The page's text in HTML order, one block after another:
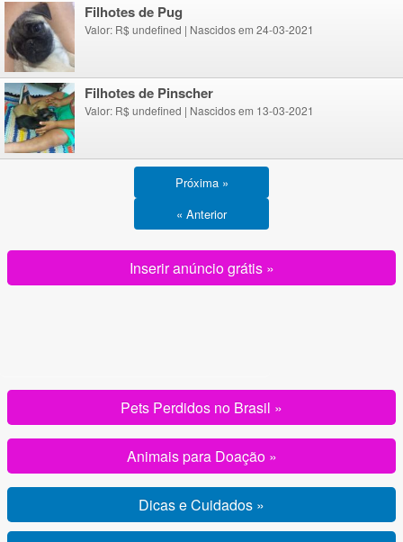
Filhotes de Pug
Valor: R$ undefined | Nascidos em 24-03-2021
Filhotes de Pinscher
Valor: R$ undefined | Nascidos em 13-03-2021
Próxima »
« Anterior
Inserir anúncio grátis »
Pets Perdidos no Brasil »
Animais para Doação »
Dicas e Cuidados »